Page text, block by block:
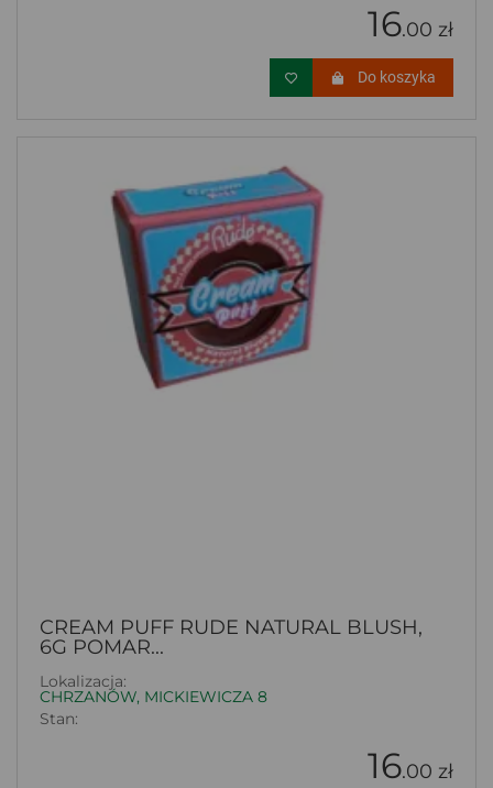
16.00 zł
Do koszyka
CREAM PUFF RUDE NATURAL BLUSH,
6G POMAR...
Lokalizacja:
CHRZANÓW, MICKIEWICZA 8
Stan:
16.00 zł